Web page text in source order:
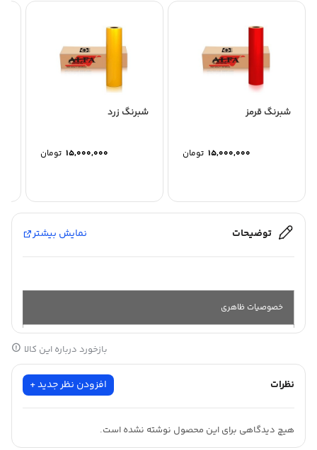
شبرنگ قرمز
15,000,000 تومان
شبرنگ زرد
15,000,000 تومان
توضیحات نمایش بیشتر
خصوصیات ظاهری
پت و
اکرولیک
20 متر
عرض :
بازخورد درباره این کالا
نظرات افزودن نظر جدید +
هیچ دیدگاهی برای این محصول نوشته نشده است.